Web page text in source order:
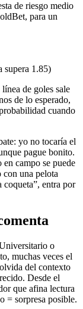
de riesgo medio
para un
supera 1.85)
de goles sale
de lo esperado,
cuando
yo no tocaría el
pague bonito.
en campo se puede
una pelota
entra por
o
muchas veces el
del contexto
Desde el
que afina lectura
= sorpresa posible.